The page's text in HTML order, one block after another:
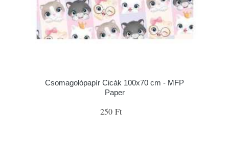
Csomagolópapír Cicák 100x70 cm - MFP
Paper
250 Ft